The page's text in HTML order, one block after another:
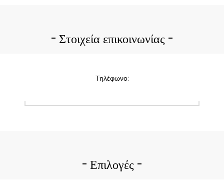
Στοιχεία επικοινωνίας
Τηλέφωνο:
Επιλογές